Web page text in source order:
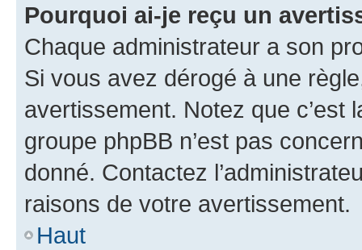
Pourquoi ai-je reçu un
Chaque administrateur a son
Si vous avez dérogé à une
avertissement. Notez que c’est
groupe phpBB n’est pas
donné. Contactez
raisons de votre avertissement.
Haut